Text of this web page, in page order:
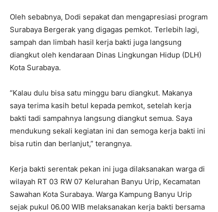
Oleh sebabnya, Dodi sepakat dan mengapresiasi program
Surabaya Bergerak yang digagas pemkot. Terlebih lagi,
sampah dan limbah hasil kerja bakti juga langsung
diangkut oleh kendaraan Dinas Lingkungan Hidup (DLH)
Kota Surabaya.
“Kalau dulu bisa satu minggu baru diangkut. Makanya
saya terima kasih betul kepada pemkot, setelah kerja
bakti tadi sampahnya langsung diangkut semua. Saya
mendukung sekali kegiatan ini dan semoga kerja bakti ini
bisa rutin dan berlanjut,” terangnya.
Kerja bakti serentak pekan ini juga dilaksanakan warga di
wilayah RT 03 RW 07 Kelurahan Banyu Urip, Kecamatan
Sawahan Kota Surabaya. Warga Kampung Banyu Urip
sejak pukul 06.00 WIB melaksanakan kerja bakti bersama